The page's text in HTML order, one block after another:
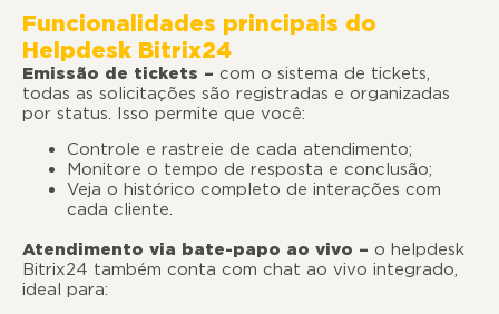
Funcionalidades principais do
Helpdesk Bitrix24
Emissão de tickets – com o sistema de tickets,
todas as solicitações são registradas e organizadas
por status. Isso permite que você:
Controle e rastreie de cada atendimento;
Monitore o tempo de resposta e conclusão;
Veja o histórico completo de interações com
cada cliente.
Atendimento via bate-papo ao vivo – o helpdesk
Bitrix24 também conta com chat ao vivo integrado,
ideal para: